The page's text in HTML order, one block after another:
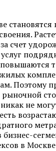
становятся
счет
Поэтому
не
в